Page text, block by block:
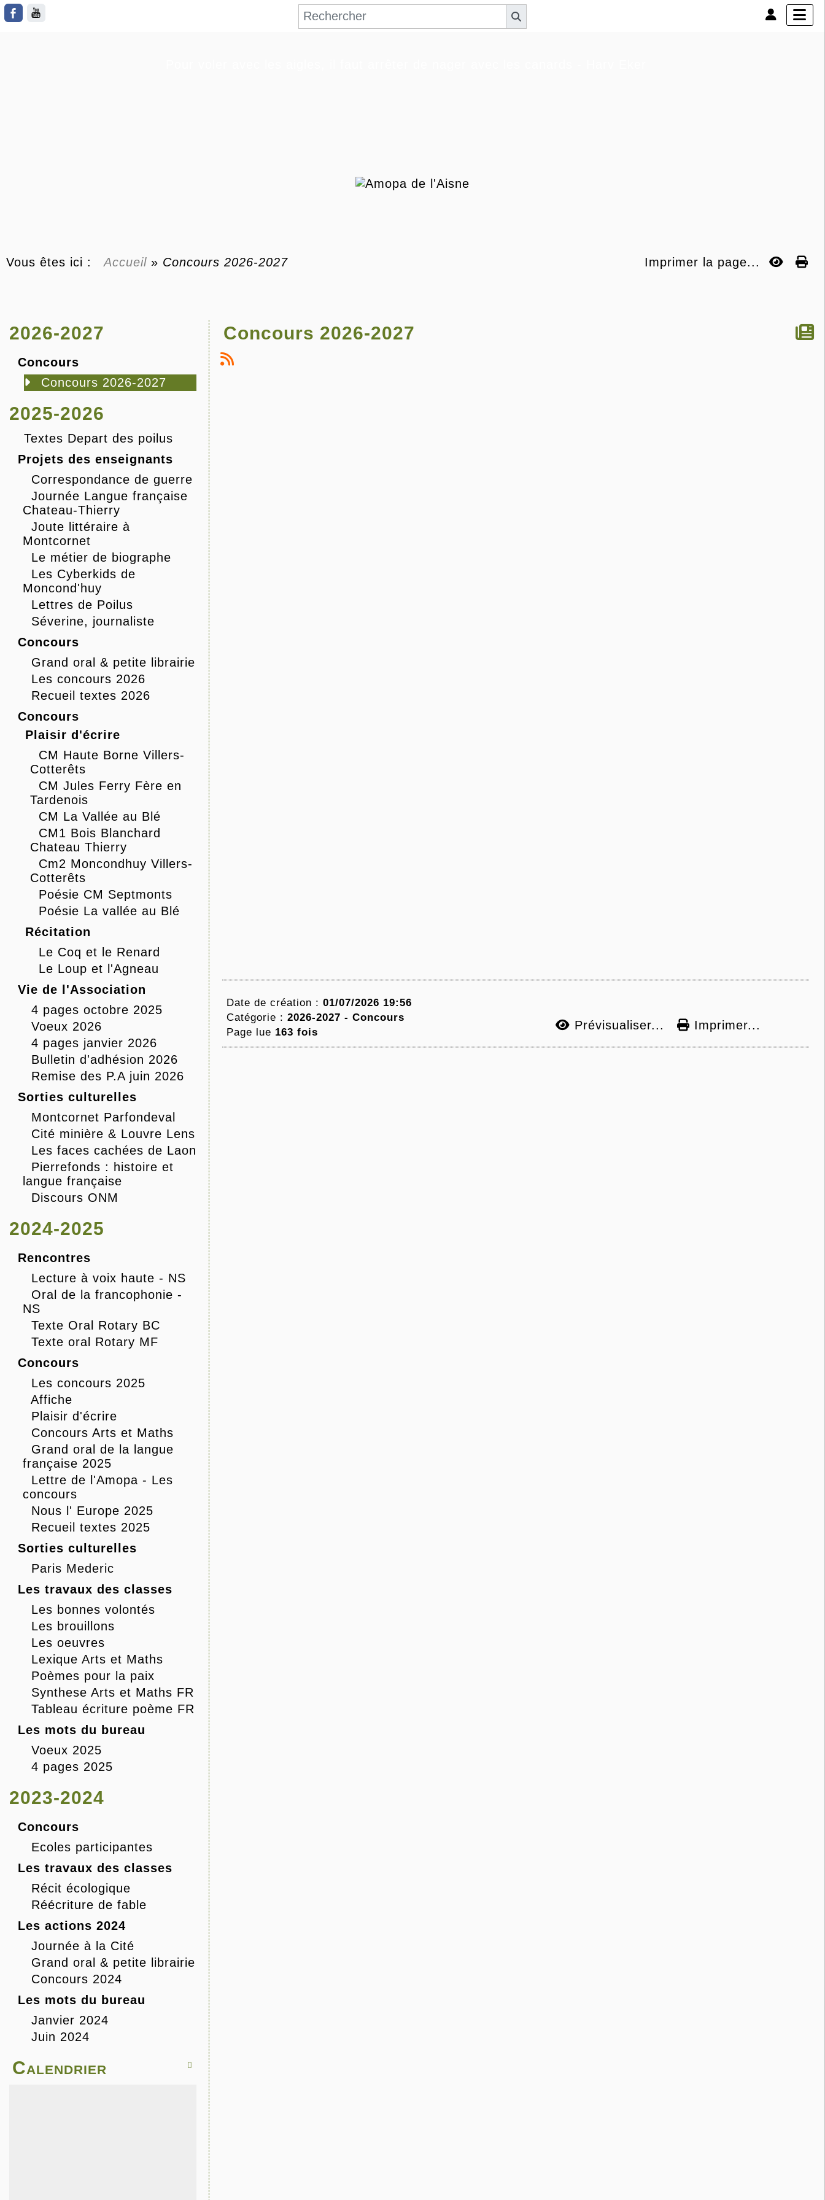
Vous êtes ici : Accueil » Concours 2026-2027 Imprimer la page...
2026-2027
Concours
Concours 2026-2027
2025-2026
Textes Depart des poilus
Projets des enseignants
Correspondance de guerre
Journée Langue française
Chateau-Thierry
Joute littéraire à
Montcornet
Le métier de biographe
Les Cyberkids de
Moncond'huy
Lettres de Poilus
Séverine, journaliste
Concours
Grand oral & petite librairie
Les concours 2026
Recueil textes 2026
Concours
Plaisir d'écrire
CM Haute Borne Villers-
Cotterêts
CM Jules Ferry Fère en
Tardenois
CM La Vallée au Blé
CM1 Bois Blanchard
Chateau Thierry
Cm2 Moncondhuy Villers-
Cotterêts
Poésie CM Septmonts
Poésie La vallée au Blé
Récitation
Le Coq et le Renard
Le Loup et l'Agneau
Vie de l'Association
4 pages octobre 2025
Voeux 2026
4 pages janvier 2026
Bulletin d'adhésion 2026
Remise des P.A juin 2026
Sorties culturelles
Montcornet Parfondeval
Cité minière & Louvre Lens
Les faces cachées de Laon
Pierrefonds : histoire et
langue française
Discours ONM
2024-2025
Rencontres
Lecture à voix haute - NS
Oral de la francophonie -
NS
Texte Oral Rotary BC
Texte oral Rotary MF
Concours
Les concours 2025
Affiche
Plaisir d'écrire
Concours Arts et Maths
Grand oral de la langue
française 2025
Lettre de l'Amopa - Les
concours
Nous l' Europe 2025
Recueil textes 2025
Sorties culturelles
Paris Mederic
Les travaux des classes
Les bonnes volontés
Les brouillons
Les oeuvres
Lexique Arts et Maths
Poèmes pour la paix
Synthese Arts et Maths FR
Tableau écriture poème FR
Les mots du bureau
Voeux 2025
4 pages 2025
2023-2024
Concours
Ecoles participantes
Les travaux des classes
Récit écologique
Réécriture de fable
Les actions 2024
Journée à la Cité
Grand oral & petite librairie
Concours 2024
Les mots du bureau
Janvier 2024
Juin 2024

Calendrier
Concours 2026-2027
Date de création : 01/07/2026 19:56
Catégorie : 2026-2027 - Concours
Page lue 163 fois
Prévisualiser... Imprimer...